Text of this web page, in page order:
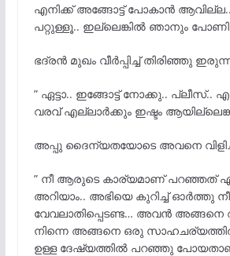
എനിക്ക് അങ്ങോട്ട് പോകാൻ
പറ്റുള്ളൂ.. ഇല്ലെങ്കില്ഞാനും
ഭദ്രൻ മുഖം വീർപ്പിച്ച് തിരിഞ്ഞു
” ഏട്ടാ.. ഇങ്ങോട്ട് നോക്കു.. പ്ലീസ്..
വരവ് എല്ലാര്ക്കും ഇഷ്ടം
അപ്പു ദൈന്യതയോടെ അവനെ
” നീ ആരുടെ കാര്യമാണ് പറഞ്ഞത്
അറിയാം.. അഭിയെ കുറിച്ച് ഓര്ത്തു നീ
വേവലാതിപ്പെടണ്ട… അവന്അങ്ങനെ
നിന്നെ അങ്ങനെ ഒരു
ഉള്ള ദേഷ്യത്തില്പറഞ്ഞു